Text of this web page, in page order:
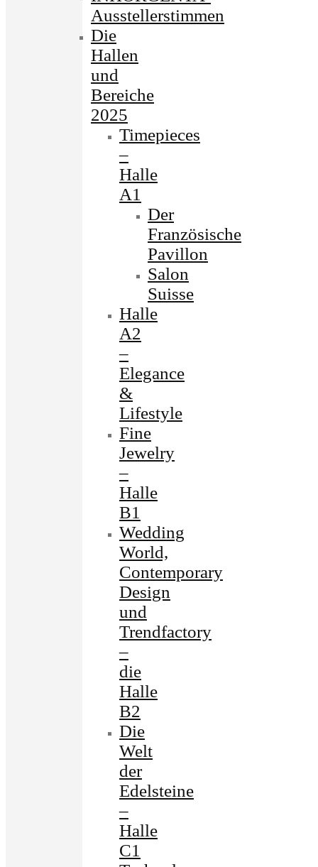
Ausstellerstimmen
Die
Hallen
und
Bereiche
2025
Timepieces
–
Halle
A1
Der
Französische
Pavillon
Salon
Suisse
Halle
A2
–
Elegance
&
Lifestyle
Fine
Jewelry
–
Halle
B1
Wedding
World,
Contemporary
Design
und
Trendfactory
–
die
Halle
B2
Die
Welt
der
Edelsteine
–
Halle
C1